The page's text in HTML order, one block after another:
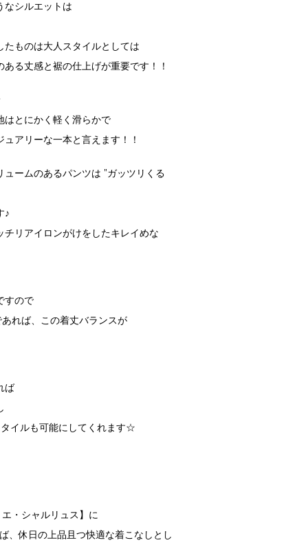
なシルエットは
ものは大人スタイルとしては
る丈感と裾の仕上げが重要です！！
はとにかく軽く滑らかで
アリーな一本と言えます！！
ュームのあるパンツは ”ガッツリくる
♪
リアイロンがけをしたキレイめな
すので
れば、この着丈バランスが
ば
イルも可能にしてくれます☆
・シャルリュス】 に
、休日の上品且つ快適な着こなしとし